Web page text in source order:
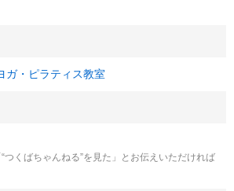
ガ・ピラティス教室
つくばちゃんねる”を見た」とお伝えいただければ